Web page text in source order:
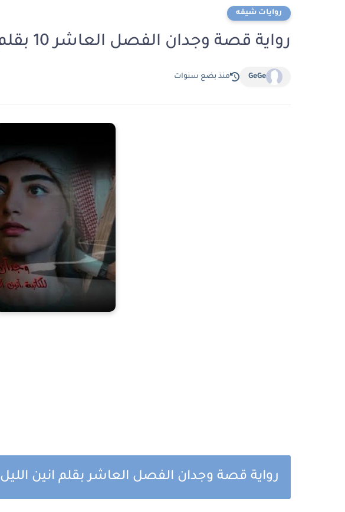
روايات شيقه
رواية قصة وجدان الفصل العاشر 10 بقلم انين الليل
GeGe منذ بضع سنوات
رواية قصة وجدان الفصل العاشر بقلم انين الليل